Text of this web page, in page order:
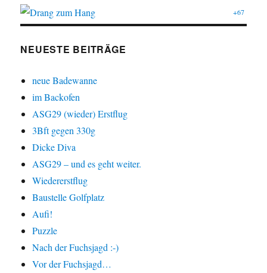
+67
NEUESTE BEITRÄGE
neue Badewanne
im Backofen
ASG29 (wieder) Erstflug
3Bft gegen 330g
Dicke Diva
ASG29 – und es geht weiter.
Wiedererstflug
Baustelle Golfplatz
Aufi!
Puzzle
Nach der Fuchsjagd :-)
Vor der Fuchsjagd…